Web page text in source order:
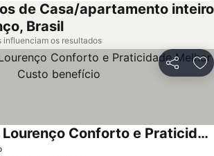
de Casa/apartamento inteiro
Brasil
influenciam os resultados
Partilhar
Centro de São Lourenço Conforto e Praticidade Melhor Custo benefício